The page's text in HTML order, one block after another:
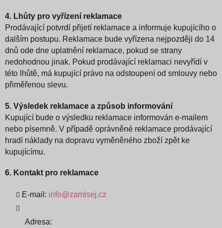
4. Lhůty pro vyřízení reklamace
Prodávající potvrdí přijetí reklamace a informuje kupujícího o
dalším postupu. Reklamace bude vyřízena nejpozději do 14
dnů ode dne uplatnění reklamace, pokud se strany
nedohodnou jinak. Pokud prodávající reklamaci nevyřídí v
této lhůtě, má kupující právo na odstoupení od smlouvy nebo
přiměřenou slevu.
5. Výsledek reklamace a způsob informování
Kupující bude o výsledku reklamace informován e-mailem
nebo písemně. V případě oprávněné reklamace prodávající
hradí náklady na dopravu vyměněného zboží zpět ke
kupujícímu.
6. Kontakt pro reklamace
E-mail: info@zamlsej.cz
Adresa: